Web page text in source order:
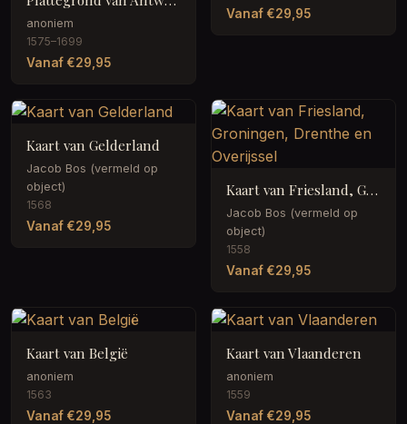
anoniem
1575–1699
Vanaf €29,95
Vanaf €29,95
Kaart van Gelderland
Jacob Bos (vermeld op
object)
1568
Vanaf €29,95
Kaart van Friesland, Groningen, Drenthe en Overijssel
Jacob Bos (vermeld op
object)
1558
Vanaf €29,95
Kaart van België
anoniem
1563
Vanaf €29,95
Kaart van Vlaanderen
anoniem
1559
Vanaf €29,95